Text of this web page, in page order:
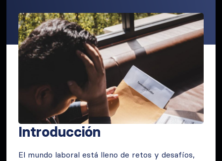
Introducción
El mundo laboral está lleno de retos y desafíos,